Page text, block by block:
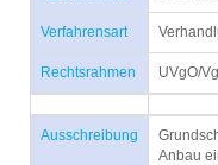
Verfahrensart
Rechtsrahmen UVgO/
Ausschreibung
Anbau